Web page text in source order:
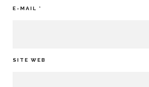
E-MAIL *
SITE WEB